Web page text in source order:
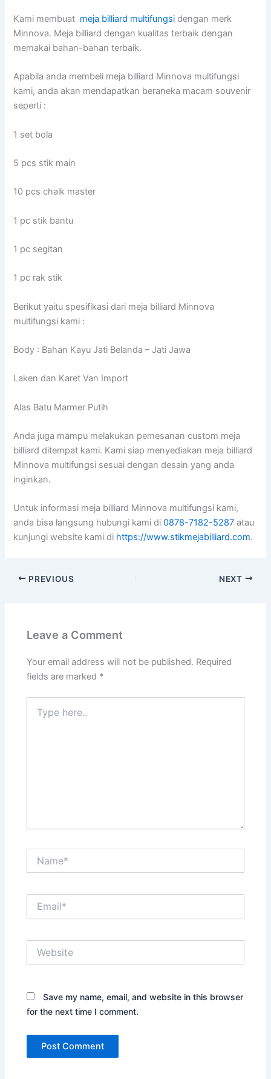
Kami membuat meja billiard multifungsi dengan merk
Minnova. Meja billiard dengan kualitas terbaik dengan
memakai bahan-bahan terbaik.
Apabila anda membeli meja billiard Minnova multifungsi
kami, anda akan mendapatkan beraneka macam souvenir
seperti :
1 set bola
5 pcs stik main
10 pcs chalk master
1 pc stik bantu
1 pc segitan
1 pc rak stik
Berikut yaitu spesifikasi dari meja billiard Minnova
multifungsi kami :
Body : Bahan Kayu Jati Belanda – Jati Jawa
Laken dan Karet Van Import
Alas Batu Marmer Putih
Anda juga mampu melakukan pemesanan custom meja
billiard ditempat kami. Kami siap menyediakan meja billiard
Minnova multifungsi sesuai dengan desain yang anda
inginkan.
Untuk informasi meja billiard Minnova multifungsi kami,
anda bisa langsung hubungi kami di0878-7182-5287 atau
kunjungi website kami di https://www.stikmejabilliard.com.
PREVIOUS NEXT
Leave a Comment
Your email address will not be published. Required
fields are marked *
here..
Save my name, email, and website in this browser
for the next time I comment.